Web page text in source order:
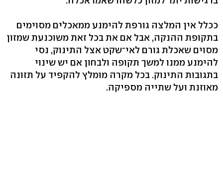
ככלל אין המלצה גורפת להימנע ממאכלים מסוימים
בתקופת ההנקה, אבל אם את בכל זאת משוכנעת שמזון
מסוים שאכלת גורם לאי־שקט אצל התינוק, נסי
להימנע ממנו למשך תקופה ולבחון אם יש שינוי
בתגובות התינוק. בכל מקרה מומלץ להקפיד על תזונה
מאוזנת ועל שתייה מספיקה.